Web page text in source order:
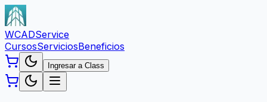
WCADService
CursosServiciosBeneficios
Ingresar a Class